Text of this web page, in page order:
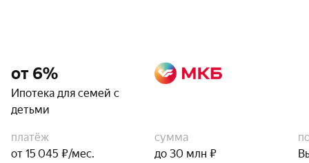
от 6%
Ипотека для семей с
детьми
платёж
от 15 045 ₽/мес.
сумма
до 30 млн ₽